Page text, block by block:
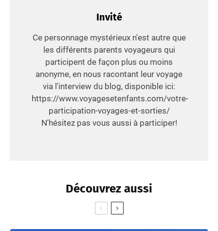
Invité
Ce personnage mystérieux n'est autre que
les différents parents voyageurs qui
participent de façon plus ou moins
anonyme, en nous racontant leur voyage
via l'interview du blog, disponible ici:
https://www.voyagesetenfants.com/votre-
participation-voyages-et-sorties/
N'hésitez pas vous aussi à participer!
Découvrez aussi